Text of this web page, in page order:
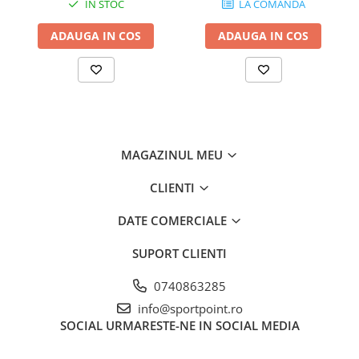
certificari: U083AA00
lungime totala retras?: 46 cm
lungime totala extins?: 106 cm
greutate: 80 g
IN STOC
ADAUGA IN COS
LA COMANDA
ADAUGA IN COS
MAGAZINUL MEU
CLIENTI
DATE COMERCIALE
SUPORT CLIENTI
0740863285
info@sportpoint.ro
SOCIAL URMARESTE-NE IN SOCIAL MEDIA